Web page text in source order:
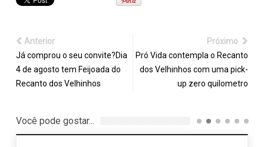
Anterior
Já comprou o seu convite?Dia
4 de agosto tem Feijoada do
Recanto dos Velhinhos
Próximo
Pró Vida contempla o Recanto
dos Velhinhos com uma pick-
up zero quilometro
Você pode gostar...